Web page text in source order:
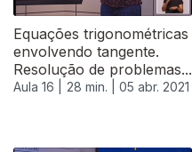
Equações trigonométricas
envolvendo tangente.
Resolução de problemas...
Aula 16 | 28 min. | 05 abr. 2021